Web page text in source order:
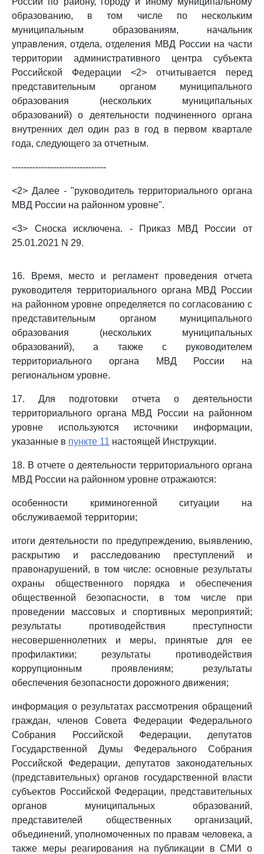
образованию, в том числе по нескольким
муниципальным образованиям, начальник
управления, отдела, отделения МВД России на части
территории административного центра субъекта
Российской Федерации <2> отчитывается перед
представительным органом муниципального
образования (нескольких муниципальных
образований) о деятельности подчиненного органа
внутренних дел один раз в год в первом квартале
года, следующего за отчетным.
--------------------------------
<2> Далее - "руководитель территориального органа
МВД России на районном уровне".
<3> Сноска исключена. - Приказ МВД России от
25.01.2021 N 29.
16. Время, место и регламент проведения отчета
руководителя территориального органа МВД России
на районном уровне определяется по согласованию с
представительным органом муниципального
образования (нескольких муниципальных
образований), а также с руководителем
территориального органа МВД России на
региональном уровне.
17. Для подготовки отчета о деятельности
территориального органа МВД России на районном
уровне используются источники информации,
указанные в пункте 11 настоящей Инструкции.
18. В отчете о деятельности территориального органа
МВД России на районном уровне отражаются:
особенности криминогенной ситуации на
обслуживаемой территории;
итоги деятельности по предупреждению, выявлению,
раскрытию и расследованию преступлений и
правонарушений, в том числе: основные результаты
охраны общественного порядка и обеспечения
общественной безопасности, в том числе при
проведении массовых и спортивных мероприятий;
результаты противодействия преступности
несовершеннолетних и меры, принятые для ее
профилактики; результаты противодействия
коррупционным проявлениям; результаты
обеспечения безопасности дорожного движения;
информация о результатах рассмотрения обращений
граждан, членов Совета Федерации Федерального
Собрания Российской Федерации, депутатов
Государственной Думы Федерального Собрания
Российской Федерации, депутатов законодательных
(представительных) органов государственной власти
субъектов Российской Федерации, представительных
органов муниципальных образований,
представителей общественных организаций,
объединений, уполномоченных по правам человека, а
также меры реагирования на публикации в СМИ о